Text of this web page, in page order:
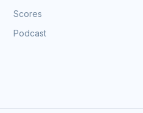
Scores
Podcast